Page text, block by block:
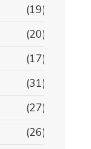
(19)
(20)
(17)
(31)
(27)
(26)